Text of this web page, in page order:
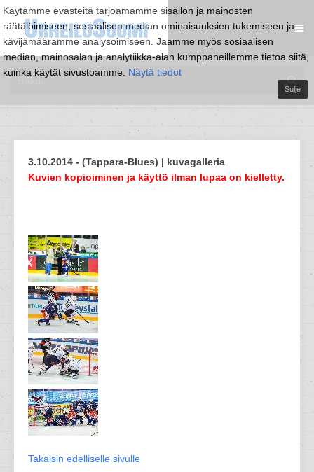
Käytämme evästeitä tarjoamamme sisällön ja mainosten
räätälöimiseen, sosiaalisen median ominaisuuksien tukemiseen ja
kävijämäärämme analysoimiseen. Jaamme myös sosiaalisen
median, mainosalan ja analytiikka-alan kumppaneillemme tietoa siitä,
kuinka käytät sivustoamme. Näytä tiedot
Sulje
3.10.2014 - (Tappara-Blues) | kuvagalleria
Kuvien kopioiminen ja käyttö ilman lupaa on kielletty.
Takaisin edelliselle sivulle